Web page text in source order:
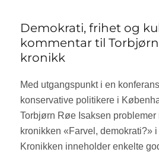
Sverige
Demokrati, frihet og
kommentar til Torbjørn
kronikk
Med utgangspunkt i en
konservative politikere i
Torbjørn Røe Isaksen problemer
kronikken «Farvel, demokrati?»
Kronikken inneholder enkelte